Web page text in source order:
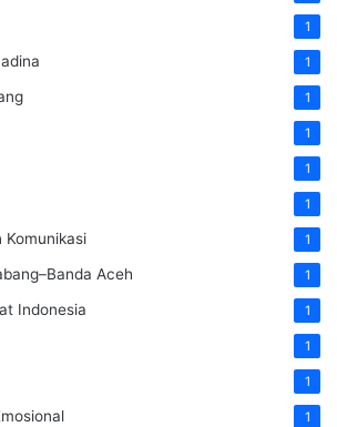
1
1
1
1
1
1
Komunikasi 1
Aceh 1
Indonesia 1
1
1
1